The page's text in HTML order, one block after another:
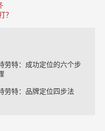
？
劳特：成功定位的六个步
劳特：品牌定位四步法